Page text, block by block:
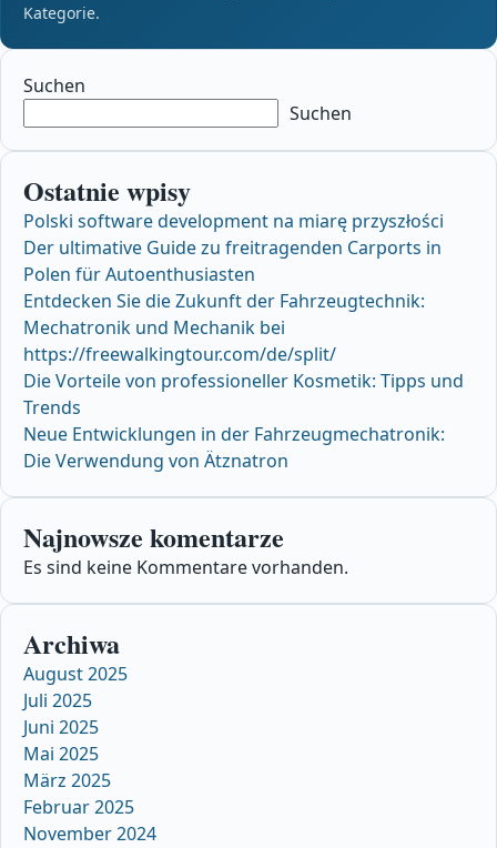
Kategorie.
Suchen
Suchen
Ostatnie wpisy
Polski software development na miarę przyszłości
Der ultimative Guide zu freitragenden Carports in
Polen für Autoenthusiasten
Entdecken Sie die Zukunft der Fahrzeugtechnik:
Mechatronik und Mechanik bei
https://freewalkingtour.com/de/split/
Die Vorteile von professioneller Kosmetik: Tipps und
Trends
Neue Entwicklungen in der Fahrzeugmechatronik:
Die Verwendung von Ätznatron
Najnowsze komentarze
Es sind keine Kommentare vorhanden.
Archiwa
August 2025
Juli 2025
Juni 2025
Mai 2025
März 2025
Februar 2025
November 2024